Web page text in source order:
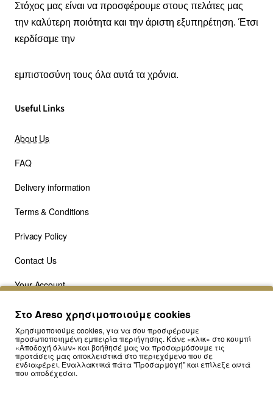
Στόχος μας είναι να προσφέρουμε στους πελάτες μας
την καλύτερη ποιότητα και την άριστη εξυπηρέτηση. Έτσι
κερδίσαμε την
εμπιστοσύνη τους όλα αυτά τα χρόνια.
Useful Links
About Us
FAQ
Delivery information
Terms & Conditions
Privacy Policy
Contact Us
Your Account
Your Wishlist
Our Blog
Στο Areso χρησιμοποιούμε cookies
Χρησιμοποιούμε cookies, για να σου προσφέρουμε
προσωποποιημένη εμπειρία περιήγησης. Κάνε «κλικ» στο κουμπί
«Αποδοχή όλων» και βοήθησέ μας να προσαρμόσουμε τις
προτάσεις μας αποκλειστικά στο περιεχόμενο που σε
ενδιαφέρει. Εναλλακτικά πάτα "Προσαρμογή" και επίλεξε αυτά
που αποδέχεσαι.